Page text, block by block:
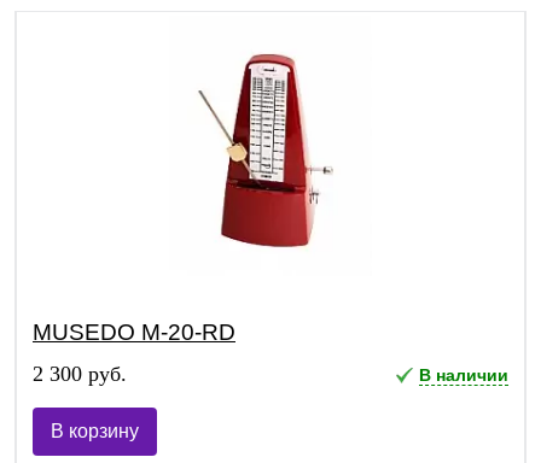
MUSEDO M-20-RD
2 300 руб. В наличии
В корзину